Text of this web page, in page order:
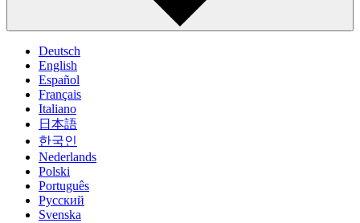
Deutsch
English
Español
Français
Italiano
日本語
한국인
Nederlands
Polski
Português
Pусский
Svenska